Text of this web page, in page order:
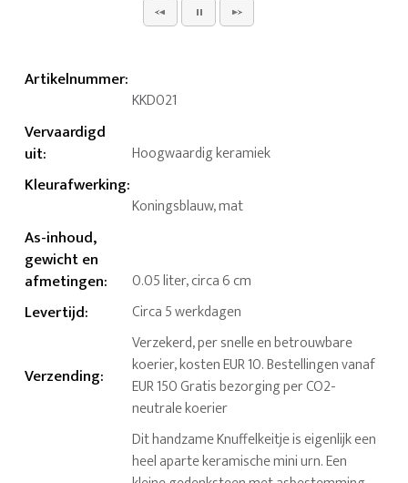
Artikelnummer:
KKD021
Vervaardigd
uit: Hoogwaardig keramiek
Kleurafwerking:
Koningsblauw, mat
As-inhoud,
gewicht en
afmetingen: 0.05 liter, circa 6 cm
Levertijd: Circa 5 werkdagen
Verzending:
Verzekerd, per snelle en betrouwbare
koerier, kosten EUR 10. Bestellingen vanaf
EUR 150 Gratis bezorging per CO2-
neutrale koerier
Dit handzame Knuffelkeitje is eigenlijk een
heel aparte keramische mini urn. Een